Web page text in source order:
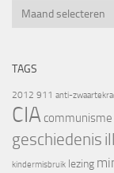
Archief
TAGS
2012 911 anti-
CIA communisme
geschiedenis
kindermisbruik lezing